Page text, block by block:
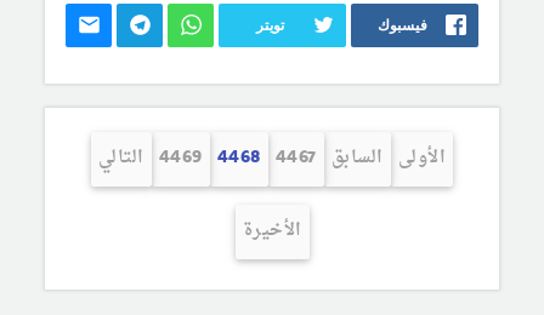
فيسبوك تويتر
الأولى السابق 4467
4468
4469 التالي
الأخيرة